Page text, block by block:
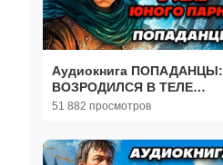
Аудиокнига ПОПАДАНЦЫ:
ВОЗРОДИЛСЯ В ТЕЛЕ
ЮНОГО ПАРНЯ
51 882 просмотров